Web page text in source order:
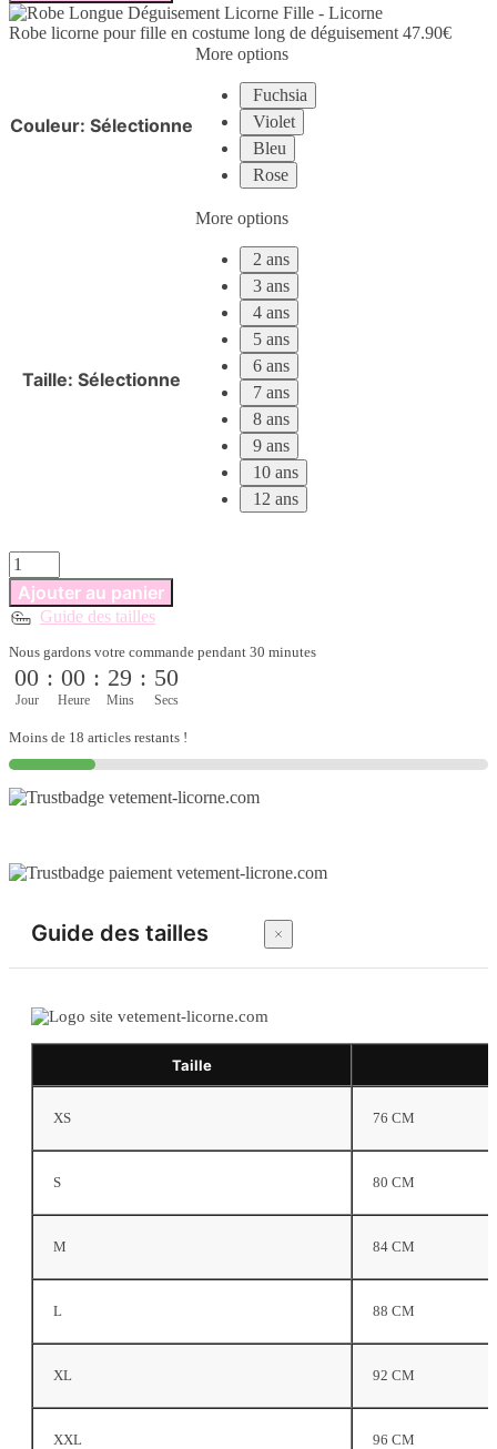
licorne
pour
long
de
Robe licorne pour fille en costume long de déguisement 47.90€
Couleur: Sélectionne
More options
Fuchsia
Violet
Bleu
Rose
Taille: Sélectionne
More options
2 ans
3 ans
4 ans
5 ans
6 ans
7 ans
8 ans
9 ans
10 ans
12 ans
quantité
de
Robe
licorne
fille
en
costume
de
déguisement
Ajouter au panier
Guide des tailles
Nous gardons votre commande pendant 30 minutes
00
Jour
: 00
Heure
: 29
Mins
: 49
Secs
Moins de 18 articles restants !
Guide des tailles
Taille
XS 76 CM
S 80 CM
M 84 CM
L 88 CM
XL 92 CM
XXL 96 CM